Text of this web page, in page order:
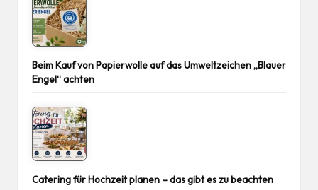
Beim Kauf von Papierwolle auf das Umweltzeichen „Blauer
Engel“ achten
Catering für Hochzeit planen – das gibt es zu beachten